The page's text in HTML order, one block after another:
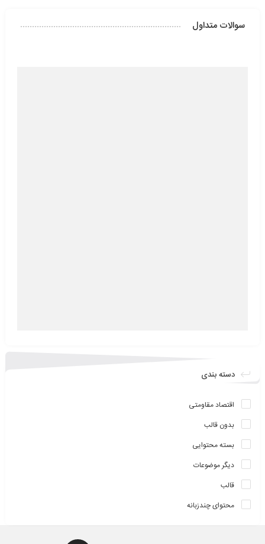
سوالات متداول
دسته بندی
اقتصاد مقاومتی
بدون قالب
بسته محتوایی
دیگر موضوعات
قالب
محتوای چندزبانه